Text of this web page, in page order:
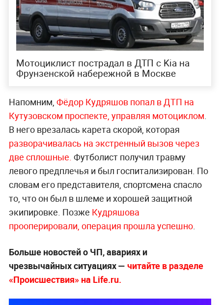
Мотоциклист пострадал в ДТП с Kia на
Фрунзенской набережной в Москве
Напомним, Фёдор Кудряшов попал в ДТП на
Кутузовском проспекте, управляя мотоциклом.
В него врезалась карета скорой, которая
разворачивалась на экстренный вызов через
две сплошные. Футболист получил травму
левого предплечья и был госпитализирован. По
словам его представителя, спортсмена спасло
то, что он был в шлеме и хорошей защитной
экипировке. Позже Кудряшова
прооперировали, операция прошла успешно.
Больше новостей о ЧП, авариях и
чрезвычайных ситуациях — читайте в разделе
«Происшествия» на Life.ru.